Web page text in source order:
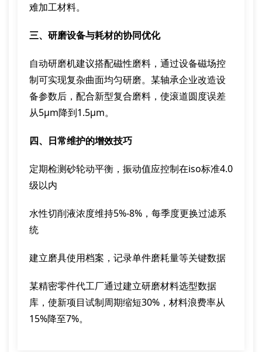
难加工材料。
三、研磨设备与耗材的协同优化
自动研磨机建议搭配磁性磨料，通过设备磁场控
制可实现复杂曲面均匀研磨。某轴承企业改造设
备参数后，配合新型复合磨料，使滚道圆度误差
从5μm降到1.5μm。
四、日常维护的增效技巧
定期检测砂轮动平衡，振动值应控制在iso标准4.0
级以内
水性切削液浓度维持5%-8%，每季度更换过滤系
统
建立磨具使用档案，记录单件磨耗量等关键数据
某精密零件代工厂通过建立研磨材料选型数据
库，使新项目试制周期缩短30%，材料浪费率从
15%降至7%。